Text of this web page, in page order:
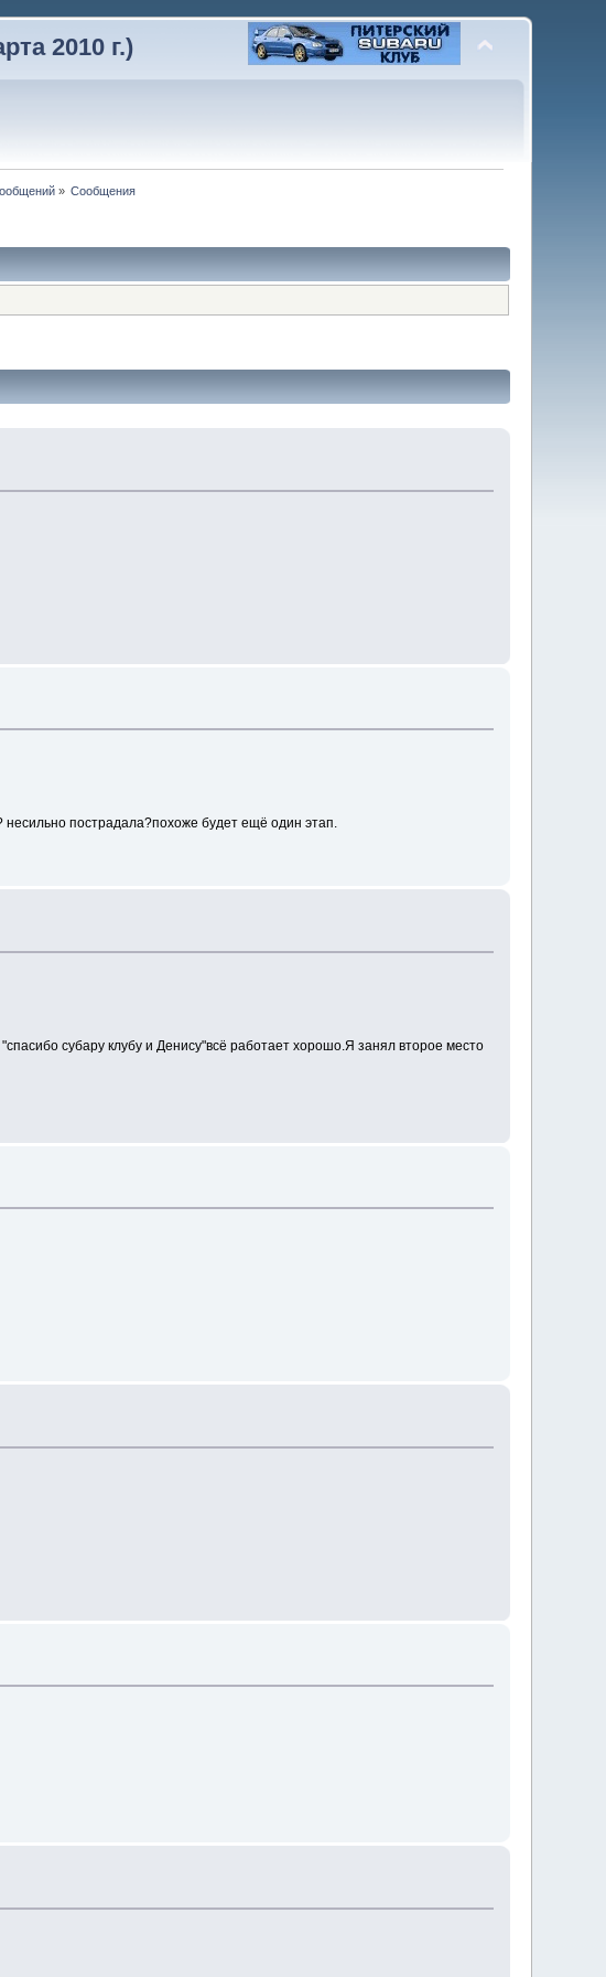
2010 г.)
» Сообщения
несильно пострадала?похоже будет ещё один этап.
субару клубу и Денису"всё работает хорошо.Я занял второе место